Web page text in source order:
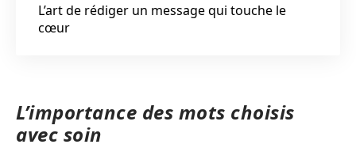
L’art de rédiger un message qui touche le
cœur
L’importance des mots choisis
avec soin